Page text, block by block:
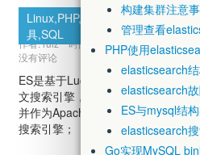
Linux,PHP,软件工
具,SQL
作者:ruiz 时间: 2022-08-14 20:19:00
没有评论
ES是基于Lucene的搜索服务器。
文搜索引擎，基于RESTful web接
并作为Apache许可条款下的开放源
搜索引擎；
构建集群注意
管理查看
PHP使用
elasticsearch
elasticsearch
ES与mysql结
elasticsearch
Go实现MySQL